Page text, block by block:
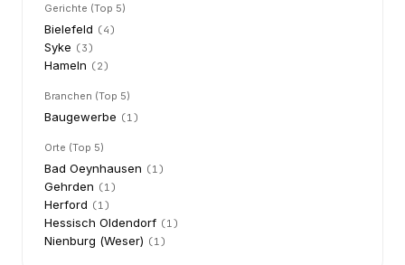
Gerichte (Top 5)
Bielefeld (4)
Syke (3)
Hameln (2)
Branchen (Top 5)
Baugewerbe (1)
Orte (Top 5)
Bad Oeynhausen (1)
Gehrden (1)
Herford (1)
Hessisch Oldendorf (1)
Nienburg (Weser) (1)